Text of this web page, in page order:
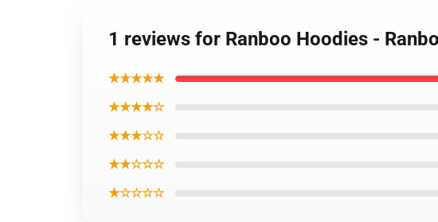
1 reviews for Ranboo Hoodies -
★★★★★
★★★★☆
★★★☆☆
★★☆☆☆
★☆☆☆☆